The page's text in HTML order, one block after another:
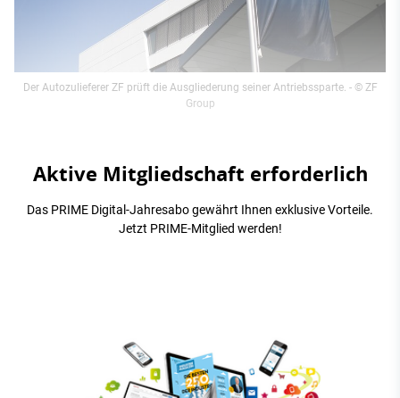
Der Autozulieferer ZF prüft die Ausgliederung seiner Antriebssparte. - © ZF
Group
Aktive Mitgliedschaft erforderlich
Das PRIME Digital-Jahresabo gewährt Ihnen exklusive Vorteile.
Jetzt PRIME-Mitglied werden!